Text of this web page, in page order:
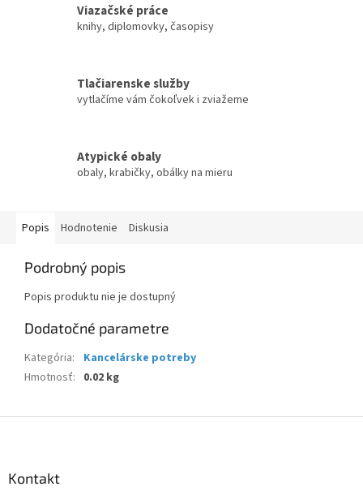
Viazačské práce
knihy, diplomovky, časopisy
Tlačiarenske služby
vytlačíme vám čokoľvek i zviažeme
Atypické obaly
obaly, krabičky, obálky na mieru
Popis Hodnotenie Diskusia
Podrobný popis
Popis produktu nie je dostupný
Dodatočné parametre
Kategória:
Kancelárske potreby
Hmotnosť: 0.02 kg
Kontakt